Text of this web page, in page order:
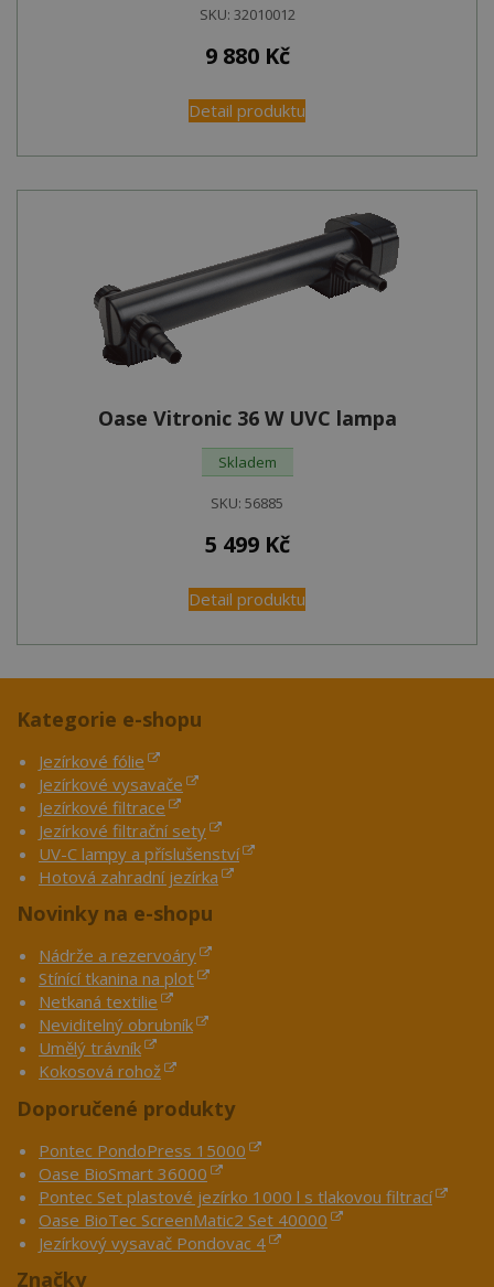
SKU: 32010012
9 880 Kč
Detail produktu
Oase Vitronic 36 W UVC lampa
Skladem
SKU: 56885
5 499 Kč
Detail produktu
Kategorie e-shopu
Jezírkové fólie
Jezírkové vysavače
Jezírkové filtrace
Jezírkové filtrační sety
UV-C lampy a příslušenství
Hotová zahradní jezírka
Novinky na e-shopu
Nádrže a rezervoáry
Stínící tkanina na plot
Netkaná textilie
Neviditelný obrubník
Umělý trávník
Kokosová rohož
Doporučené produkty
Pontec PondoPress 15000
Oase BioSmart 36000
Pontec Set plastové jezírko 1000 l s tlakovou filtrací
Oase BioTec ScreenMatic2 Set 40000
Jezírkový vysavač Pondovac 4
Značky